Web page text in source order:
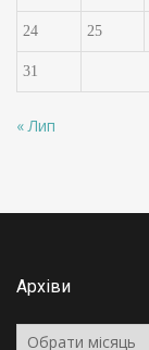
24 25
31
« Лип
Архіви
Архіви